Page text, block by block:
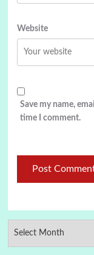
Website
Save my name,
time I comment.